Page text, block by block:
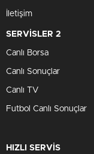
İletişim
SERVİSLER 2
Canlı Borsa
Canlı Sonuçlar
Canlı TV
Futbol Canlı Sonuçlar
HIZLI SERVİS